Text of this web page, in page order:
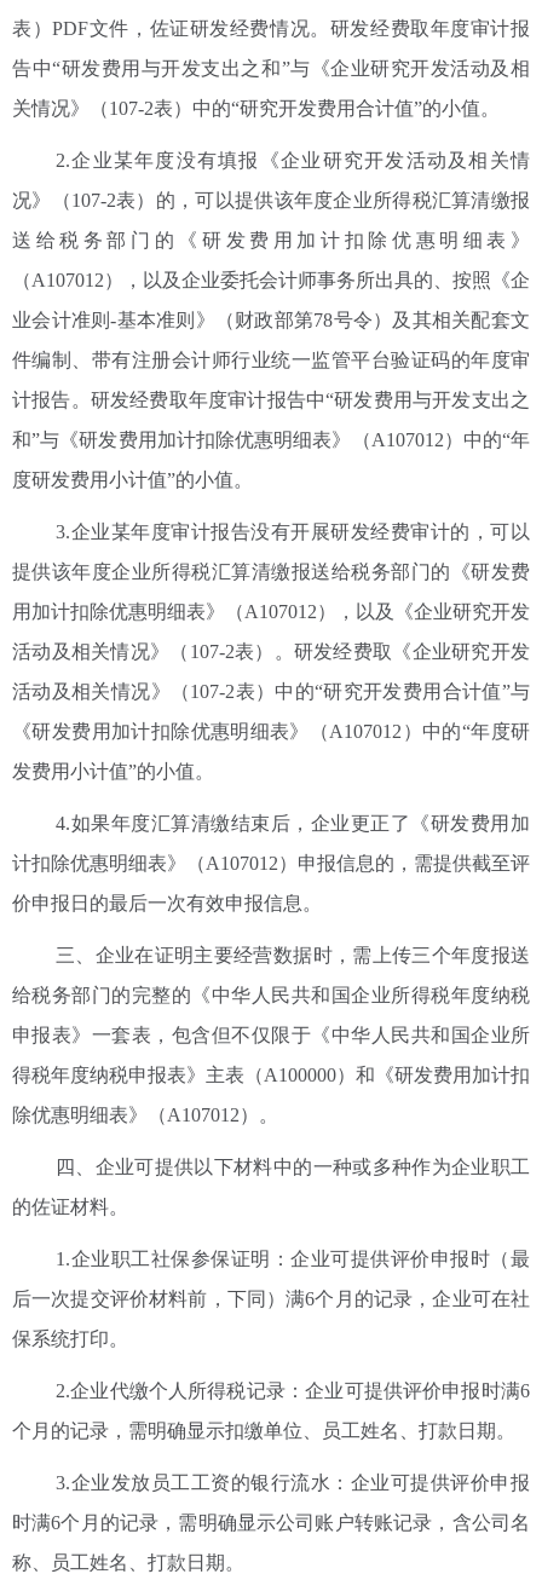
表）PDF文件，佐证研发经费情况。研发经费取年度审计报
告中“研发费用与开发支出之和”与《企业研究开发活动及相
关情况》（107-2表）中的“研究开发费用合计值”的小值。
2.企业某年度没有填报《企业研究开发活动及相关情
况》（107-2表）的，可以提供该年度企业所得税汇算清缴报
送给税务部门的《研发费用加计扣除优惠明细表》
（A107012），以及企业委托会计师事务所出具的、按照《企
业会计准则-基本准则》（财政部第78号令）及其相关配套文
件编制、带有注册会计师行业统一监管平台验证码的年度审
计报告。研发经费取年度审计报告中“研发费用与开发支出之
和”与《研发费用加计扣除优惠明细表》（A107012）中的“年
度研发费用小计值”的小值。
3.企业某年度审计报告没有开展研发经费审计的，可以
提供该年度企业所得税汇算清缴报送给税务部门的《研发费
用加计扣除优惠明细表》（A107012），以及《企业研究开发
活动及相关情况》（107-2表）。研发经费取《企业研究开发
活动及相关情况》（107-2表）中的“研究开发费用合计值”与
《研发费用加计扣除优惠明细表》（A107012）中的“年度研
发费用小计值”的小值。
4.如果年度汇算清缴结束后，企业更正了《研发费用加
计扣除优惠明细表》（A107012）申报信息的，需提供截至评
价申报日的最后一次有效申报信息。
三、企业在证明主要经营数据时，需上传三个年度报送
给税务部门的完整的《中华人民共和国企业所得税年度纳税
申报表》一套表，包含但不仅限于《中华人民共和国企业所
得税年度纳税申报表》主表（A100000）和《研发费用加计扣
除优惠明细表》（A107012）。
四、企业可提供以下材料中的一种或多种作为企业职工
的佐证材料。
1.企业职工社保参保证明：企业可提供评价申报时（最
后一次提交评价材料前，下同）满6个月的记录，企业可在社
保系统打印。
2.企业代缴个人所得税记录：企业可提供评价申报时满6
个月的记录，需明确显示扣缴单位、员工姓名、打款日期。
3.企业发放员工工资的银行流水：企业可提供评价申报
时满6个月的记录，需明确显示公司账户转账记录，含公司名
称、员工姓名、打款日期。